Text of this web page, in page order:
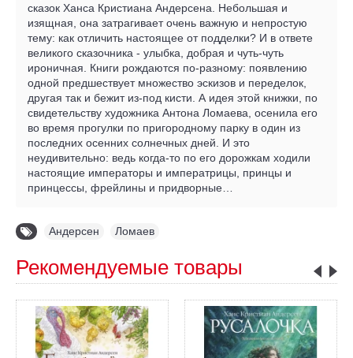
сказок Ханса Кристиана Андерсена. Небольшая и
изящная, она затрагивает очень важную и непростую
тему: как отличить настоящее от подделки? И в ответе
великого сказочника - улыбка, добрая и чуть-чуть
ироничная. Книги рождаются по-разному: появлению
одной предшествует множество эскизов и переделок,
другая так и бежит из-под кисти. А идея этой книжки, по
свидетельству художника Антона Ломаева, осенила его
во время прогулки по пригородному парку в один из
последних осенних солнечных дней. И это
неудивительно: ведь когда-то по его дорожкам ходили
настоящие императоры и императрицы, принцы и
принцессы, фрейлины и придворные…
Андерсен Ломаев
Рекомендуемые товары